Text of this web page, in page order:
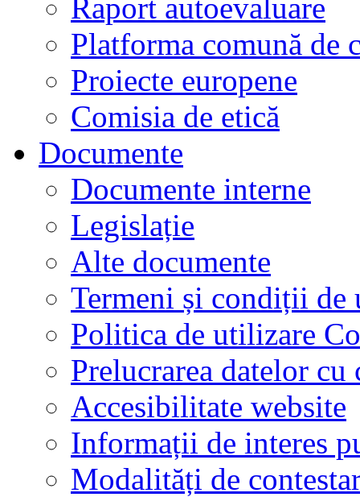
Raport autoevaluare
Platforma comună de
Proiecte europene
Comisia de etică
Documente
Documente interne
Legislație
Alte documente
Termeni și condiții de
Politica de utilizare
Prelucrarea datelor cu
Accesibilitate website
Informații de interes
Modalități de